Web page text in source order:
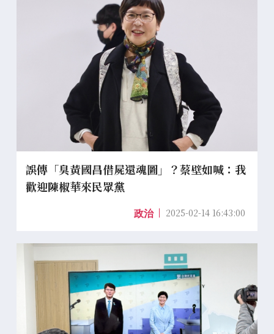
誤傳「臭黃國昌借屍還魂圖」？蔡壁如喊：我
歡迎陳椒華來民眾黨
政治 2025-02-14 16:43:00